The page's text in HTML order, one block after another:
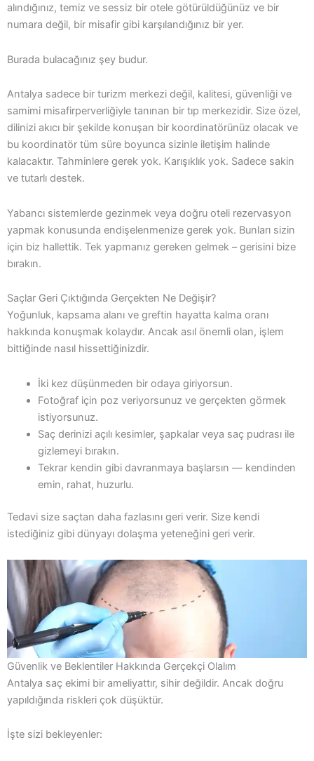
alındığınız, temiz ve sessiz bir otele götürüldüğünüz ve bir
numara değil, bir misafir gibi karşılandığınız bir yer.
Burada bulacağınız şey budur.
Antalya sadece bir turizm merkezi değil, kalitesi, güvenliği ve
samimi misafirperverliğiyle tanınan bir tıp merkezidir. Size özel,
dilinizi akıcı bir şekilde konuşan bir koordinatörünüz olacak ve
bu koordinatör tüm süre boyunca sizinle iletişim halinde
kalacaktır. Tahminlere gerek yok. Karışıklık yok. Sadece sakin
ve tutarlı destek.
Yabancı sistemlerde gezinmek veya doğru oteli rezervasyon
yapmak konusunda endişelenmenize gerek yok. Bunları sizin
için biz hallettik. Tek yapmanız gereken gelmek – gerisini bize
bırakın.
Saçlar Geri Çıktığında Gerçekten Ne Değişir?
Yoğunluk, kapsama alanı ve greftin hayatta kalma oranı
hakkında konuşmak kolaydır. Ancak asıl önemli olan, işlem
bittiğinde nasıl hissettiğinizdir.
İki kez düşünmeden bir odaya giriyorsun.
Fotoğraf için poz veriyorsunuz ve gerçekten görmek
istiyorsunuz.
Saç derinizi açılı kesimler, şapkalar veya saç pudrası ile
gizlemeyi bırakın.
Tekrar kendin gibi davranmaya başlarsın — kendinden
emin, rahat, huzurlu.
Tedavi size saçtan daha fazlasını geri verir. Size kendi
istediğiniz gibi dünyayı dolaşma yeteneğini geri verir.
Güvenlik ve Beklentiler Hakkında Gerçekçi Olalım
Antalya saç ekimi bir ameliyattır, sihir değildir. Ancak doğru
yapıldığında riskleri çok düşüktür.
İşte sizi bekleyenler: